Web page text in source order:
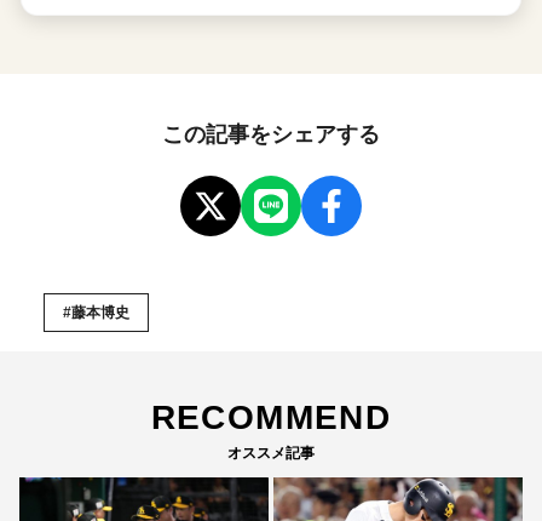
この記事をシェアする
#藤本博史
RECOMMEND
オススメ記事